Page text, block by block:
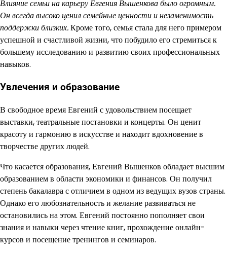
Влияние семьи на карьеру Евгения Вышенкова было огромным.
Он всегда высоко ценил семейные ценности и незаменимость
поддержки близких.Кроме того, семья стала для него примером
успешной и счастливой жизни, что побудило его стремиться к
большему исследованию и развитию своих профессиональных
навыков.
Увлечения и образование
В свободное время Евгений с удовольствием посещает
выставки, театральные постановки и концерты. Он ценит
красоту и гармонию в искусстве и находит вдохновение в
творчестве других людей.
Что касается образования, Евгений Вышенков обладает высшим
образованием в области экономики и финансов. Он получил
степень бакалавра с отличием в одном из ведущих вузов страны.
Однако его любознательность и желание развиваться не
остановились на этом. Евгений постоянно пополняет свои
знания и навыки через чтение книг, прохождение онлайн-
курсов и посещение тренингов и семинаров.